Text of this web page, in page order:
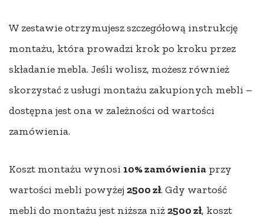
W zestawie otrzymujesz szczegółową instrukcję
montażu, która prowadzi krok po kroku przez
składanie mebla. Jeśli wolisz, możesz również
skorzystać z usługi montażu zakupionych mebli –
dostępna jest ona w zależności od wartości
zamówienia.
Koszt montażu wynosi 10% zamówienia przy
wartości mebli powyżej 2500 zł. Gdy wartość
mebli do montażu jest niższa niż2500 zł, koszt